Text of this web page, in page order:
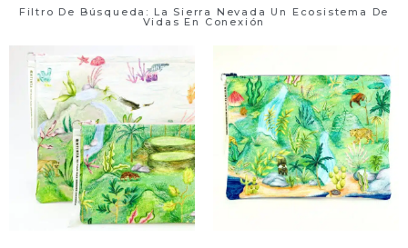
Filtro De Búsqueda: La Sierra Nevada Un Ecosistema De
Vidas En Conexión